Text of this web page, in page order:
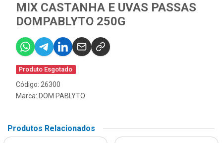
MIX CASTANHA E UVAS PASSAS
DOMPABLYTO 250G
Produto Esgotado
Código: 26300
Marca: DOM PABLYTO
Produtos Relacionados